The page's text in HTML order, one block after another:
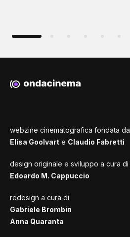
webzine cinematografica fondata da
Elisa Goolvart e Claudio Fabretti
design originale e sviluppo a cura di
Edoardo M. Cappuccio
redesign a cura di
Gabriele Brombin
Anna Quaranta